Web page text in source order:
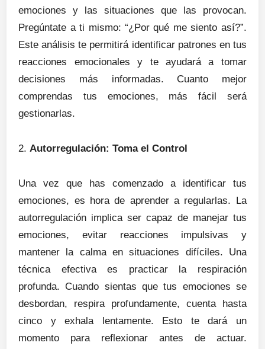
emociones y las situaciones que las provocan.
Pregúntate a ti mismo: “¿Por qué me siento así?”.
Este análisis te permitirá identificar patrones en tus
reacciones emocionales y te ayudará a tomar
decisiones más informadas. Cuanto mejor
comprendas tus emociones, más fácil será
gestionarlas.
2.Autorregulación: Toma el Control
Una vez que has comenzado a identificar tus
emociones, es hora de aprender a regularlas. La
autorregulación implica ser capaz de manejar tus
emociones, evitar reacciones impulsivas y
mantener la calma en situaciones difíciles. Una
técnica efectiva es practicar la respiración
profunda. Cuando sientas que tus emociones se
desbordan, respira profundamente, cuenta hasta
cinco y exhala lentamente. Esto te dará un
momento para reflexionar antes de actuar.